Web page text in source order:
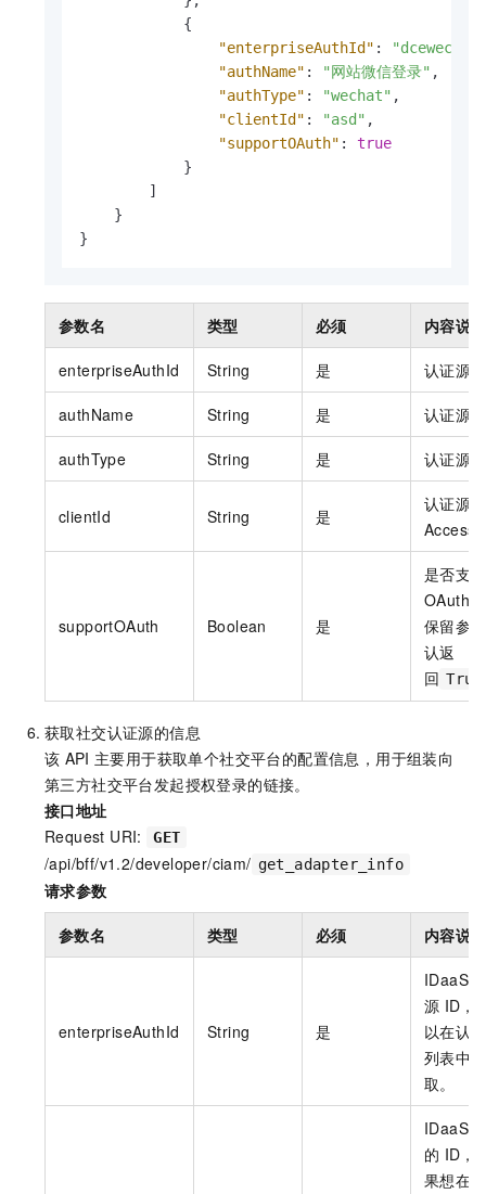
{
"enterpriseAuthId" :
"dcewechat"
"authName" : "网站微信登录" ,
"authType" : "wechat" ,
"clientId" : "asd" ,
"supportOAuth" :
true
}
]
}
}
参数名 类型 必须 内容说明
enterpriseAuthId String 是 认证源
authName String 是 认证源
authType String 是 认证源
clientId String 是
认证源的
supportOAuth Boolean 是
是否支持
OAuth
保留参
认返
回 True
获取社交认证源的信息
该 API 主要用于获取单个社交平台的配置信息，用于组装向
第三方社交平台发起授权登录的链接。
接口地址
Request URI:
GET
/api/bff/v1.2/developer/ciam/ get_adapter_info
请求参数
参数名 类型 必须 内容说明
enterpriseAuthId String 是
IDaaS
源 ID，
以在认
列表中获
取。
IDaaS
的 ID，
果想在